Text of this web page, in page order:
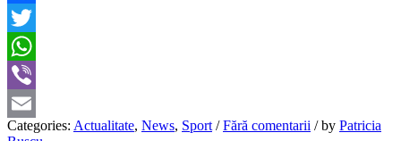
Facebook
Twitter
WhatsApp
Viber
Email
Categories: Actualitate, News, Sport / Fără comentarii /by Patricia